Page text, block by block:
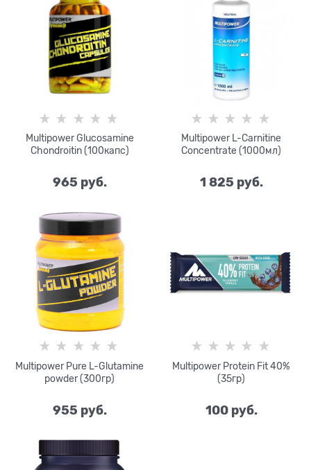
Multipower Glucosamine
Chondroitin (100капс)
965 руб.
Multipower L-Carnitine
Concentrate (1000мл)
1 825 руб.
Multipower Pure L-Glutamine
powder (300гр)
955 руб.
Multipower Protein Fit 40%
(35гр)
100 руб.